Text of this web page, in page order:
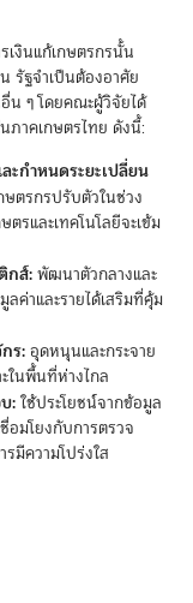
เงินแก้เกษตรกรนั้น
รัฐจำเป็นต้องอาศัย
น ๆ โดยคณะผู้วิจัยได้
ภาคเกษตรไทย ดังนี้:
กำหนดระยะเปลี่ยน
ษตรกรปรับตัวในช่วง
รและเทคโนโลยีจะเข้ม
กส์:พัฒนาตัวกลางและ
ค่าและรายได้เสริมที่คุ้ม
ร:อุดหนุนและกระจาย
ในพื้นที่ห่างไกล
:ใช้ประโยชน์จากข้อมูล
อมโยงกับการตรวจ
มีความโปร่งใส